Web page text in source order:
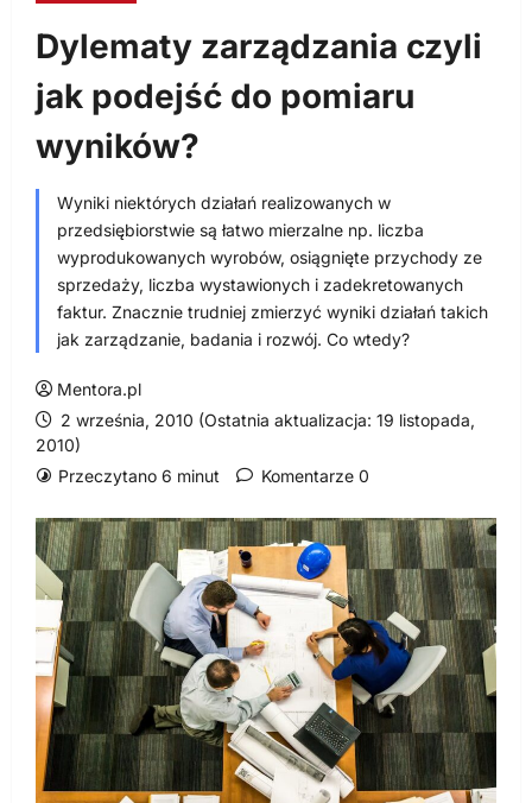
Dylematy zarządzania czyli
jak podejść do pomiaru
wyników?
Wyniki niektórych działań realizowanych w
przedsiębiorstwie są łatwo mierzalne np. liczba
wyprodukowanych wyrobów, osiągnięte przychody ze
sprzedaży, liczba wystawionych i zadekretowanych
faktur. Znacznie trudniej zmierzyć wyniki działań takich
jak zarządzanie, badania i rozwój. Co wtedy?
Mentora.pl
2 września, 2010 (Ostatnia aktualizacja: 19 listopada,
2010)
Przeczytano 6 minut
Komentarze 0